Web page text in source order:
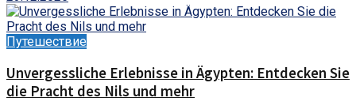
Путешествие
Unvergessliche Erlebnisse in Ägypten: Entdecken Sie
die Pracht des Nils und mehr